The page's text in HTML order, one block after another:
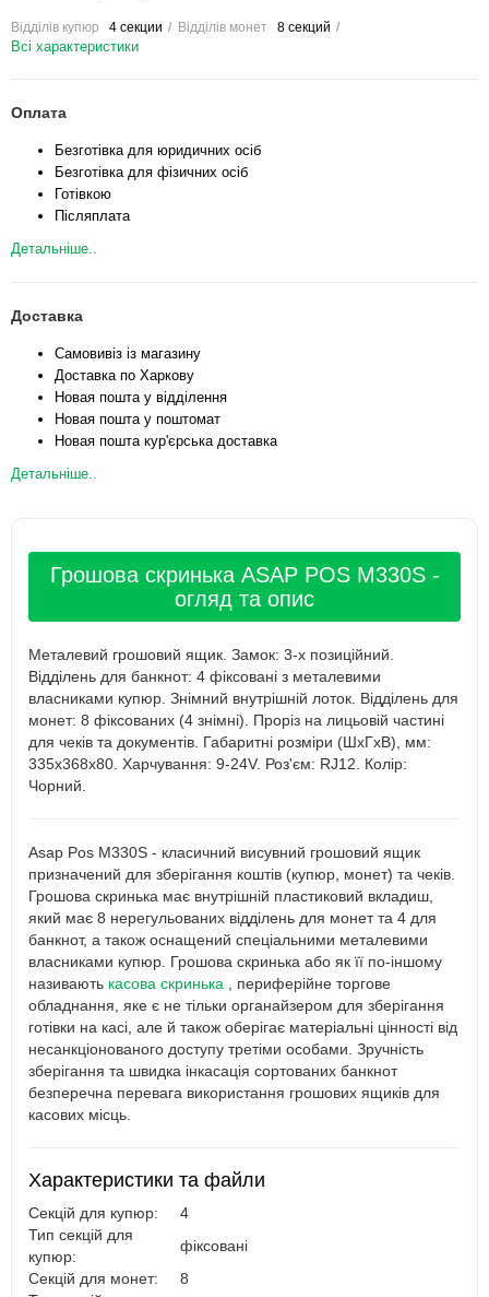
Відділів купюр 4 секции Відділів монет 8 секций
Всі характеристики
Оплата
Безготівка для юридичних осіб
Безготівка для фізичних осіб
Готівкою
Післяплата
Детальніше..
Доставка
Самовивіз із магазину
Доставка по Харкову
Новая пошта у відділення
Новая пошта у поштомат
Новая пошта кур'єрська доставка
Детальніше..
Грошова скринька ASAP POS M330S -
огляд та опис
Металевий грошовий ящик. Замок: 3-х позиційний.
Відділень для банкнот: 4 фіксовані з металевими
власниками купюр. Знімний внутрішній лоток. Відділень для
монет: 8 фіксованих (4 знімні). Проріз на лицьовій частині
для чеків та документів. Габаритні розміри (ШхГxВ), мм:
335х368х80. Харчування: 9-24V. Роз'єм: RJ12. Колір:
Чорний.
Asap Pos M330S - класичний висувний грошовий ящик
призначений для зберігання коштів (купюр, монет) та чеків.
Грошова скринька має внутрішній пластиковий вкладиш,
який має 8 нерегульованих відділень для монет та 4 для
банкнот, а також оснащений спеціальними металевими
власниками купюр. Грошова скринька або як її по-іншому
називають касова скринька , периферійне торгове
обладнання, яке є не тільки органайзером для зберігання
готівки на касі, але й також оберігає матеріальні цінності від
несанкціонованого доступу третіми особами. Зручність
зберігання та швидка інкасація сортованих банкнот
безперечна перевага використання грошових ящиків для
касових місць.
Характеристики та файли
Секцій для купюр:
4
Тип секцій для
купюр:
фіксовані
Секцій для монет:
8